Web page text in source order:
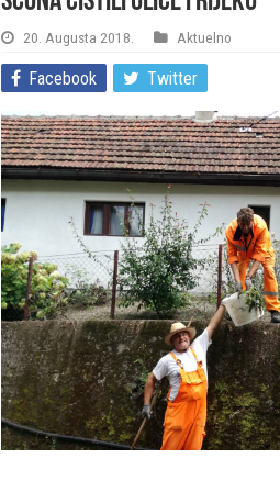
20. Augusta 2018. Aktuelno
Facebook Twitter